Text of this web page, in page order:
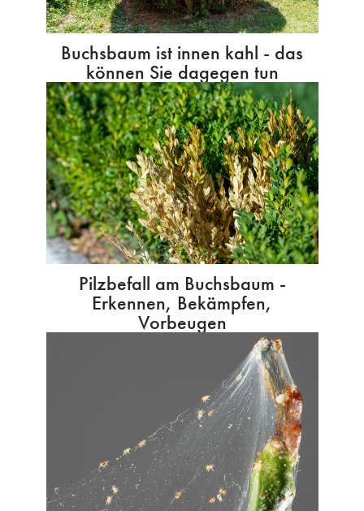
Buchsbaum ist innen kahl - das
können Sie dagegen tun
Pilzbefall am Buchsbaum -
Erkennen, Bekämpfen,
Vorbeugen